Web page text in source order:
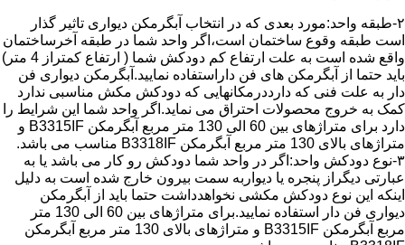
۲-طبقه واحد:مورد بعدی که در انتخاب آبگرمکن دیواری تاثیر گذار
است طبقه وقوع ساختمان است،اگر واحد شما در طبقه آخرساختمان
واقع شده است به علت ارتفاع کم دودکش شما ( ارتفاع کمتراز 4 متر)
باید حتما از آبگرمکن های فن داراستفاده نمایید.آبگرمکن دیواری فن
دار به علت فنی که دارددرمکانهایی که دودکش مکش مناسبی ندارد
کمک به خروج محصولات احتراق می نماید.اگر واحد شما این شرایط را
دارد برای متراژهای بین 60 الی 130 متر مربع آبگرمکن B3315IF و
متراژهای بالای 130 متر مربع آبگرمکن B3318IF مناسب می باشد.
۳-نوع دودکش واحد:اگر در واحد شما دودکش رو کار می باشد یا به
عبارتی دیگراز پنجره یا دیواربه سمت بیرون خارج شده است به دلیل
اینکه این نوع دودکش مکشی نخواهدداشت حتما باید از آبگرمکن
دیواری فن دار استفاده نمایید.برای متراژهای بین 60 الی 130 متر
مربع آبگرمکن B3315IF و متراژهای بالای 130 متر مربع آبگرمکن